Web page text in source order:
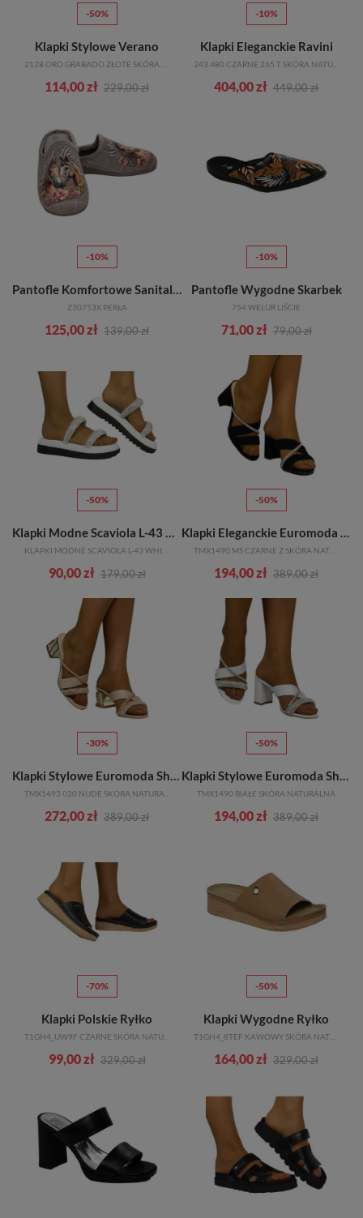
-50%
Klapki Stylowe Verano
114,00 zł 229,00 zł
-10%
Klapki Eleganckie Ravini
243.480 CZARNE 265 T SKÓRA NATURALNA_TN
404,00 zł 449,00 zł
-10%
Pantofle Komfortowe Sanital Flex
Z30753X PERŁA
125,00 zł 139,00 zł
-10%
Pantofle Wygodne Skarbek
754 WELUR LIŚCIE
71,00 zł 79,00 zł
-50%
Klapki Modne Scaviola L-43 White Białe
90,00 zł 179,00 zł
-50%
Klapki Eleganckie Euromoda Shoes
TMX1490 MS CZARNE Z SKÓRA NATURALNA
194,00 zł 389,00 zł
-30%
Klapki Stylowe Euromoda Shoes
272,00 zł 389,00 zł
-50%
Klapki Stylowe Euromoda Shoes
TMX1490 BIAŁE SKÓRA NATURALNA
194,00 zł 389,00 zł
-70%
Klapki Polskie Ryłko
T1GH4_UW9F CZARNE SKÓRA NATURALNA
99,00 zł 329,00 zł
-50%
Klapki Wygodne Ryłko
T1GH4_8TEF KAWOWY SKÓRA NATURALNA
164,00 zł 329,00 zł